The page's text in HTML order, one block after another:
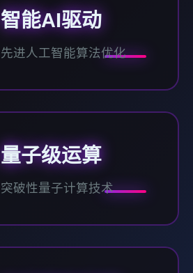
智能AI驱动
先进人工智能算法优化
量子级运算
突破性量子计算技术